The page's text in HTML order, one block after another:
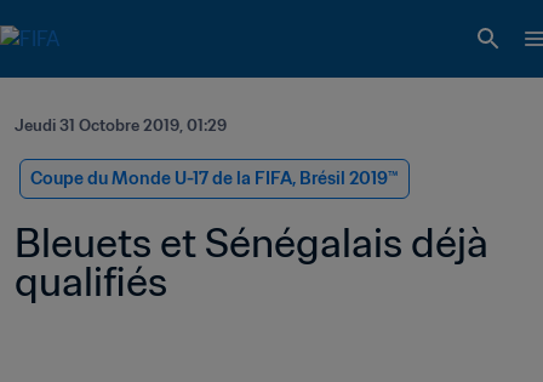
Jeudi 31 Octobre 2019, 01:29
Coupe du Monde U-17 de la FIFA, Brésil 2019™
Bleuets et Sénégalais déjà
qualifiés